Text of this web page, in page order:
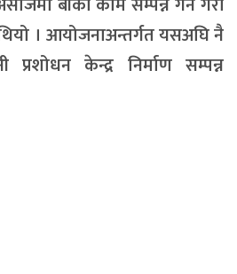
। आयोजनाअन्तर्गत यसअघि नै
प्रशोधन केन्द्र निर्माण सम्पन्न